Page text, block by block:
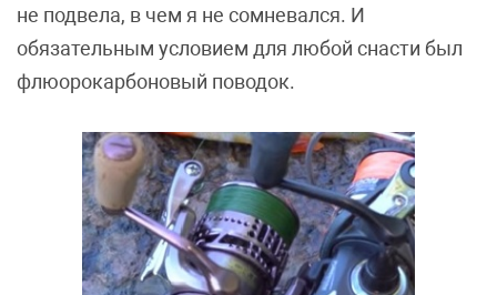
не подвела, в чем я не сомневался. И
обязательным условием для любой снасти был
флюорокарбоновый поводок.